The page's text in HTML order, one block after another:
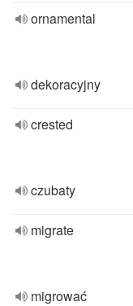
ornamental
dekoracyjny
crested
czubaty
migrate
migrować